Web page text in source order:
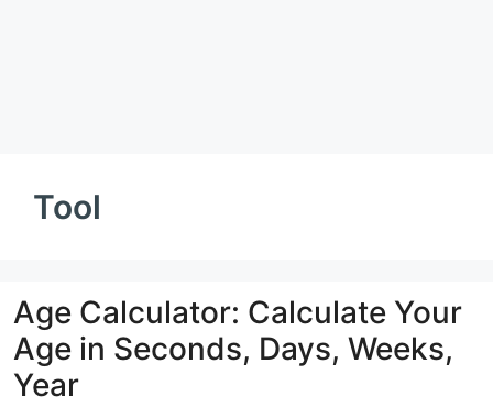
Tool
Age Calculator: Calculate Your
Age in Seconds, Days, Weeks,
Year